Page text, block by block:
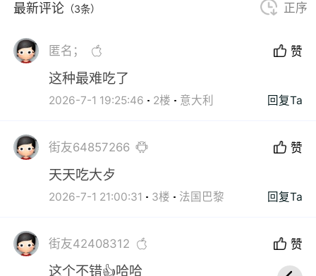
最新评论 （3条） 正序
匿名； 赞
这种最难吃了
2026-7-1 19:25:46 2楼 意大利 回复Ta
街友64857266 赞
天天吃大歺
2026-7-1 21:00:31 3楼 法国巴黎 回复Ta
街友42408312 赞
这个不错👍哈哈